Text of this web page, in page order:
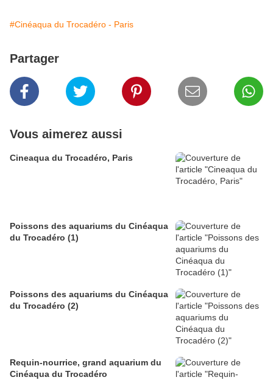
#Cinéaqua du Trocadéro - Paris
Partager
Vous aimerez aussi
Cineaqua du Trocadéro, Paris
Poissons des aquariums du Cinéaqua
du Trocadéro (1)
Poissons des aquariums du Cinéaqua
du Trocadéro (2)
Requin-nourrice, grand aquarium du
Cinéaqua du Trocadéro